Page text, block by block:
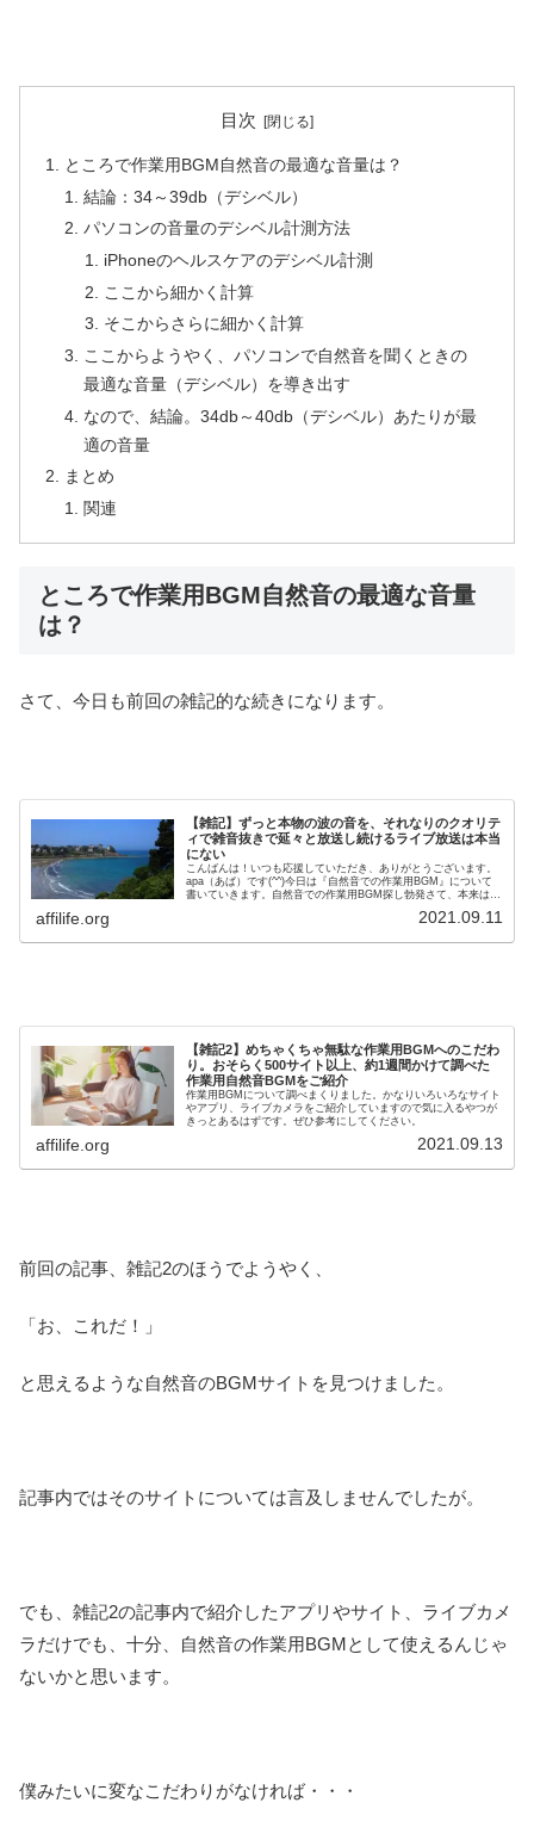
目次
ところで作業用BGM自然音の最適な音量は？
結論：34～39db（デシベル）
パソコンの音量のデシベル計測方法
iPhoneのヘルスケアのデシベル計測
ここから細かく計算
そこからさらに細かく計算
ここからようやく、パソコンで自然音を聞くときの
最適な音量（デシベル）を導き出す
なので、結論。34db～40db（デシベル）あたりが最
適の音量
まとめ
関連
ところで作業用BGM自然音の最適な音量
は？
さて、今日も前回の雑記的な続きになります。
【雑記】ずっと本物の波の音を、それなりのクオリテ
ィで雑音抜きで延々と放送し続けるライブ放送は本当
にない
こんばんは！いつも応援していただき、ありがとうございます。
apa（あぱ）です(^^)今日は『自然音での作業用BGM』について
書いていきます。自然音での作業用BGM探し勃発さて、本来は今
affilife.org 2021.09.11
【雑記2】めちゃくちゃ無駄な作業用BGMへのこだわ
り。おそらく500サイト以上、約1週間かけて調べた
作業用自然音BGMをご紹介
作業用BGMについて調べまくりました。かなりいろいろなサイト
やアプリ、ライブカメラをご紹介していますので気に入るやつが
きっとあるはずです。ぜひ参考にしてください。
affilife.org 2021.09.13
前回の記事、雑記2のほうでようやく、
「お、これだ！」
と思えるような自然音のBGMサイトを見つけました。
記事内ではそのサイトについては言及しませんでしたが。
でも、雑記2の記事内で紹介したアプリやサイト、ライブカメ
ラだけでも、十分、自然音の作業用BGMとして使えるんじゃ
ないかと思います。
僕みたいに変なこだわりがなければ・・・